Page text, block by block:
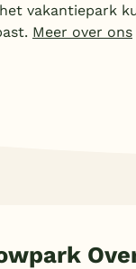
vakantiepark
Meer over ons